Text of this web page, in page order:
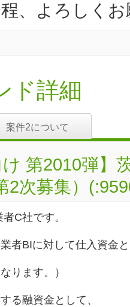
、よろしく
ド詳細
案件2について
け 第2010弾
2次募集）
C社です。
者BIに対して仕入資金
ります。）
る融資金として、